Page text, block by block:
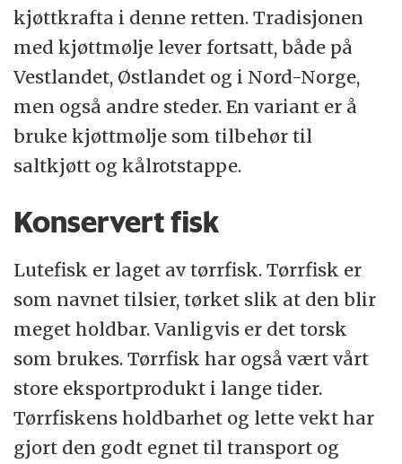
kjøttkrafta i denne retten. Tradisjonen
med kjøttmølje lever fortsatt, både på
Vestlandet, Østlandet og i Nord-Norge,
men også andre steder. En variant er å
bruke kjøttmølje som tilbehør til
saltkjøtt og kålrotstappe.
Konservert fisk
Lutefisk er laget av tørrfisk. Tørrfisk er
som navnet tilsier, tørket slik at den blir
meget holdbar. Vanligvis er det torsk
som brukes. Tørrfisk har også vært vårt
store eksportprodukt i lange tider.
Tørrfiskens holdbarhet og lette vekt har
gjort den godt egnet til transport og